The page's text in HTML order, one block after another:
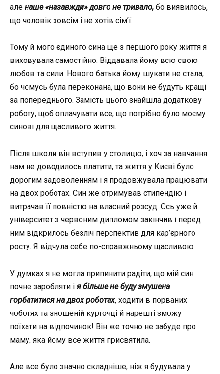
але наше «назавжди» довго не тривало, бо виявилось,
що чоловік зовсім і не хотів сім’ї.
Тому й мого єдиного сина ще з першого року життя я
виховувала самостійно. Віддавала йому всю свою
любов та сили. Нового батька йому шукати не стала,
бо чомусь була переконана, що вони не будуть кращі
за попереднього. Замість цього знайшла додаткову
роботу, щоб оплачувати все, що потрібно було моєму
синові для щасливого життя.
Після школи він вступив у столицю, і хоч за навчання
нам не доводилось платити, та життя у Києві було
дорогим задоволенням і я продовжувала працювати
на двох роботах. Син же отримував стипендію і
витрачав її повністю на власний розсуд. Ось уже й
університет з червоним дипломом закінчив і перед
ним відкрилось безліч перспектив для кар’єрного
росту. Я відчула себе по-справжньому щасливою.
У думках я не могла припинити радіти, що мій син
почне заробляти і я більше не буду змушена
горбатитися на двох роботах, ходити в порваних
чоботях та зношеній курточці й нарешті зможу
поїхати на відпочинок! Він же точно не забуде про
маму, яка йому все життя присвятила.
Але все було значно складніше, ніж я будувала у